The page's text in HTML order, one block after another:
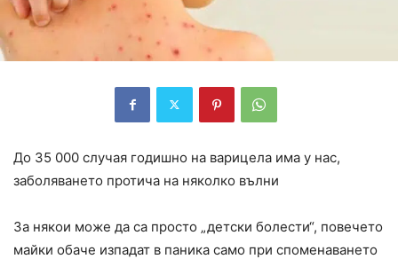
До 35 000 случая годишно на варицела има у нас,
заболяването протича на няколко вълни
За някои може да са просто „детски болести“, повечето
майки обаче изпадат в паника само при споменаването